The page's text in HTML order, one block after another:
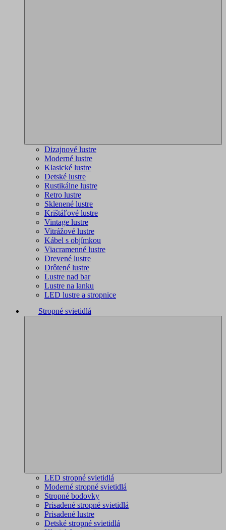
Dizajnové lustre
Moderné lustre
Klasické lustre
Detské lustre
Rustikálne lustre
Retro lustre
Sklenené lustre
Krištáľové lustre
Vintage lustre
Vitrážové lustre
Kábel s objímkou
Viacramenné lustre
Drevené lustre
Drôtené lustre
Lustre nad bar
Lustre na lanku
LED lustre a stropnice
Stropné svietidlá
LED stropné svietidlá
Moderné stropné svietidlá
Stropné bodovky
Prisadené stropné svietidlá
Prisadené lustre
Detské stropné svietidlá